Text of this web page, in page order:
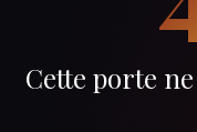
Cette porte